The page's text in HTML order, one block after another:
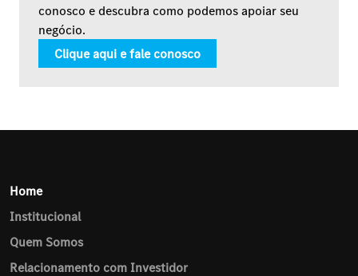
conosco e descubra como podemos apoiar seu
negócio.
Clique aqui e fale conosco
Home
Institucional
Quem Somos
Relacionamento com Investidor